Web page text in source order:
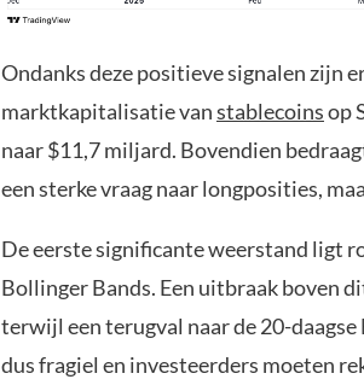
Ondanks deze positieve signalen zijn
marktkapitalisatie vanstablecoinsop
naar $11,7 miljard. Bovendien
een sterke vraag naar longposities,
De eerste significante weerstand ligt
Bollinger Bands. Een uitbraak boven
terwijl een terugval naar de 20-
dus fragiel en investeerders moeten